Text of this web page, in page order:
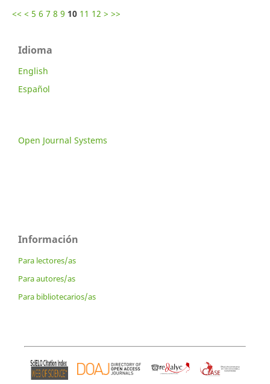
<< < 5 6 7 8 9 10 11 12 > >>
Idioma
English
Español
Open Journal Systems
Información
Para lectores/as
Para autores/as
Para bibliotecarios/as